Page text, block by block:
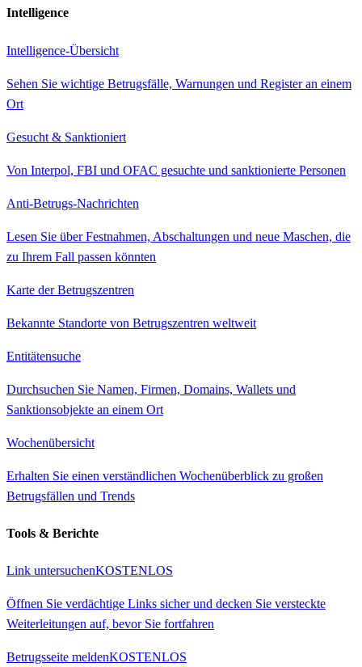
Intelligence
Intelligence-Übersicht
Sehen Sie wichtige Betrugsfälle, Warnungen und Register an einem
Ort
Gesucht & Sanktioniert
Von Interpol, FBI und OFAC gesuchte und sanktionierte Personen
Anti-Betrugs-Nachrichten
Lesen Sie über Festnahmen, Abschaltungen und neue Maschen, die
zu Ihrem Fall passen könnten
Karte der Betrugszentren
Bekannte Standorte von Betrugszentren weltweit
Entitätensuche
Durchsuchen Sie Namen, Firmen, Domains, Wallets und
Sanktionsobjekte an einem Ort
Wochenübersicht
Erhalten Sie einen verständlichen Wochenüberblick zu großen
Betrugsfällen und Trends
Tools & Berichte
Link untersuchenKOSTENLOS
Öffnen Sie verdächtige Links sicher und decken Sie versteckte
Weiterleitungen auf, bevor Sie fortfahren
Betrugsseite meldenKOSTENLOS